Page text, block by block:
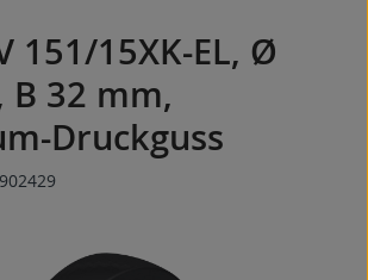
151/15XK-EL, Ø
B 32 mm,
Druckguss
902429